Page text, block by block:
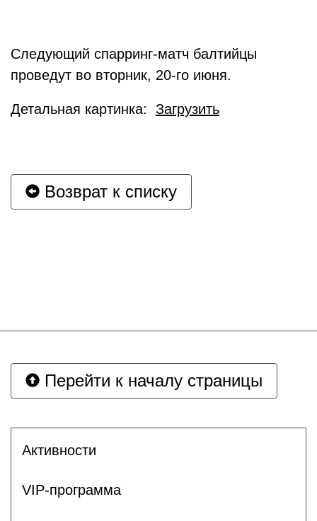
Следующий спарринг-матч балтийцы
проведут во вторник, 20-го июня.
Детальная картинка: Загрузить
Возврат к списку
Перейти к началу страницы
Активности
VIP-программа